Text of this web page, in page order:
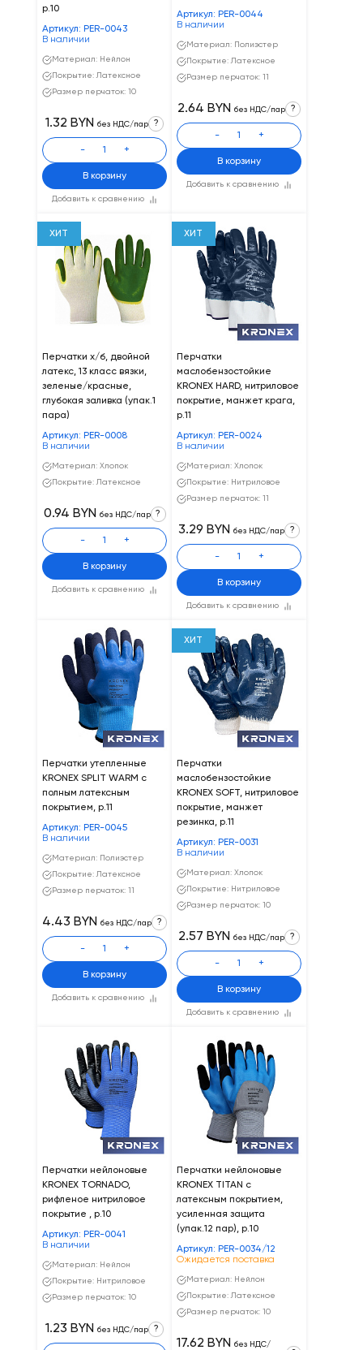
р.10
Артикул: PER-0043
В наличии
Материал: Нейлон
Покрытие: Латексное
Размер перчаток: 10
Добавить к сравнению
1.32 BYN без НДС/пар ?
- +
В корзину
Артикул: PER-0044
В наличии
Материал: Полиэстер
Покрытие: Латексное
Размер перчаток: 11
Добавить к сравнению
2.64 BYN без НДС/пар ?
- +
В корзину
ХИТ
Перчатки х/б, двойной
латекс, 13 класс вязки,
зеленые/красные,
глубокая заливка (упак.1
пара)
Артикул: PER-0008
В наличии
Материал: Хлопок
Покрытие: Латексное
Добавить к сравнению
0.94 BYN без НДС/пар ?
- +
В корзину
ХИТ
Перчатки
маслобензостойкие
KRONEX HARD, нитриловое
покрытие, манжет крага,
р.11
Артикул: PER-0024
В наличии
Материал: Хлопок
Покрытие: Нитриловое
Размер перчаток: 11
Добавить к сравнению
3.29 BYN без НДС/пар ?
- +
В корзину
Перчатки утепленные
KRONEX SPLIT WARM с
полным латексным
покрытием, р.11
Артикул: PER-0045
В наличии
Материал: Полиэстер
Покрытие: Латексное
Размер перчаток: 11
Добавить к сравнению
4.43 BYN без НДС/пар ?
- +
В корзину
ХИТ
Перчатки
маслобензостойкие
KRONEX SOFT, нитриловое
покрытие, манжет
резинка, р.11
Артикул: PER-0031
В наличии
Материал: Хлопок
Покрытие: Нитриловое
Размер перчаток: 10
Добавить к сравнению
2.57 BYN без НДС/пар ?
- +
В корзину
Перчатки нейлоновые
KRONEX TORNADO,
рифленое нитриловое
покрытие , р.10
Артикул: PER-0041
В наличии
Материал: Нейлон
Покрытие: Нитриловое
Размер перчаток: 10
1.23 BYN без НДС/пар ?
Перчатки нейлоновые
KRONEX TITAN с
латексным покрытием,
усиленная защита
(упак.12 пар), р.10
Артикул: PER-0034/12
Ожидается поставка
Материал: Нейлон
Покрытие: Латексное
Размер перчаток: 10
17.62 BYN без НДС/